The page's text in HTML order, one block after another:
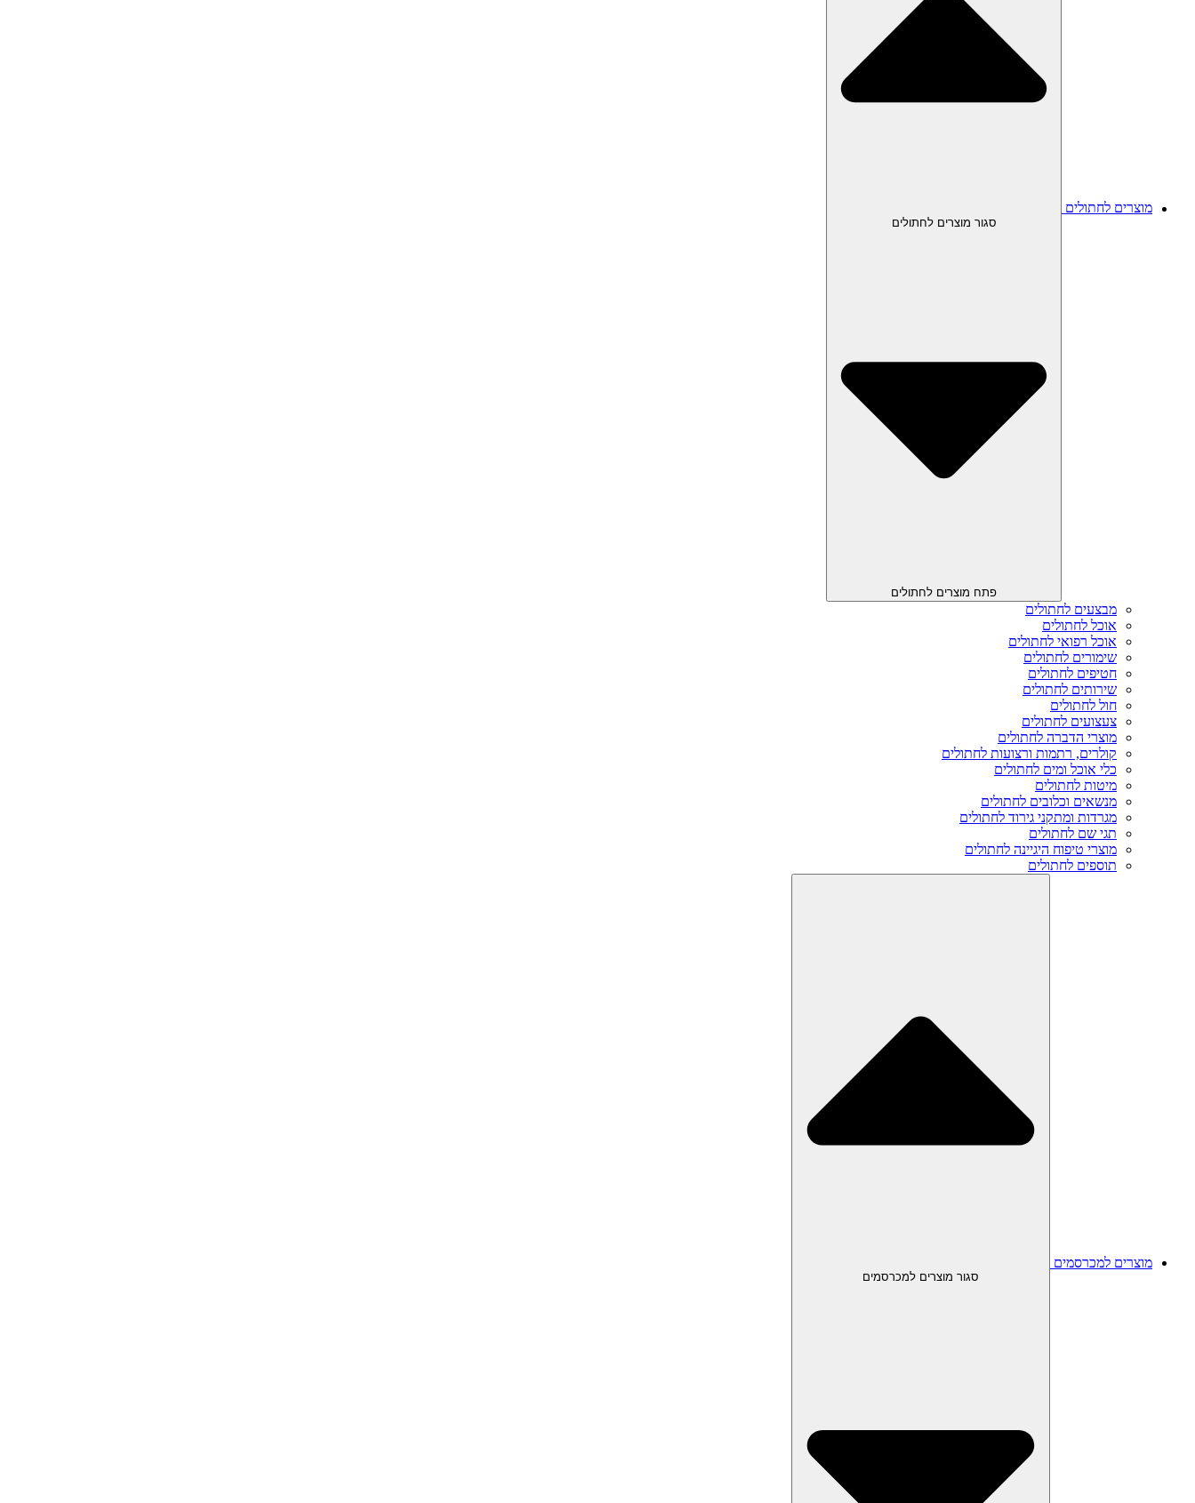
מוצרים לחתולים
סגור מוצרים לחתולים
פתח מוצרים לחתולים
מבצעים לחתולים
אוכל לחתולים
אוכל רפואי לחתולים
שימורים לחתולים
חטיפים לחתולים
שירותים לחתולים
חול לחתולים
צעצועים לחתולים
מוצרי הדברה לחתולים
קולרים, רתמות ורצועות לחתולים
כלי אוכל ומים לחתולים
מיטות לחתולים
מנשאים וכלובים לחתולים
מגרדות ומתקני גירוד לחתולים
תגי שם לחתולים
מוצרי טיפוח היגיינה לחתולים
תוספים לחתולים
מוצרים למכרסמים
סגור מוצרים למכרסמים